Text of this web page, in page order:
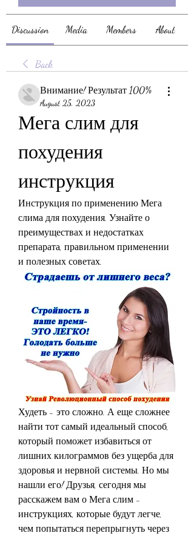
Discussion Media Members About
Back
Внимание! Результат 100%
August 25, 2023
Мега слим для
похудения
инструкция
Инструкция по применению Мега
слима для похудения. Узнайте о
преимуществах и недостатках
препарата, правильном применении
и полезных советах.
Худеть - это сложно. А еще сложнее
найти тот самый идеальный способ,
который поможет избавиться от
лишних килограммов без ущерба для
здоровья и нервной системы. Но мы
нашли его! Друзья, сегодня мы
расскажем вам о Мега слим -
инструкциях, которые будут легче,
чем попытаться перепрыгнуть через